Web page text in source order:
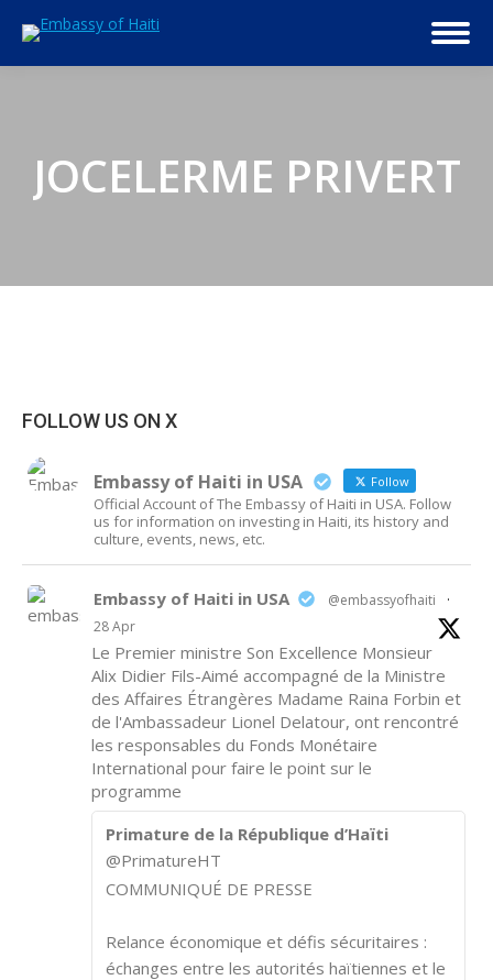
JOCELERME PRIVERT
FOLLOW US ON X
Embassy of Haiti in USA Follow
Official Account of The Embassy of Haiti in USA. Follow
us for information on investing in Haiti, its history and
culture, events, news, etc.
Embassy of Haiti in USA @embassyofhaiti
·
28 Apr
Le Premier ministre Son Excellence Monsieur
Alix Didier Fils-Aimé accompagné de la Ministre
des Affaires Étrangères Madame Raina Forbin et
de l'Ambassadeur Lionel Delatour, ont rencontré
les responsables du Fonds Monétaire
International pour faire le point sur le
programme
Primature de la République d’Haïti
@PrimatureHT
COMMUNIQUÉ DE PRESSE
Relance économique et défis sécuritaires :
échanges entre les autorités haïtiennes et le